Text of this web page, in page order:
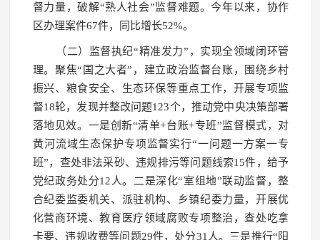
督力量，破解“熟人社会”监督难题。今年以来，协作
区办理案件67件，同比增长52%。
（二）监督执纪“精准发力”，实现全领域闭环管
理。聚焦“国之大者”，建立政治监督台账，围绕乡村
振兴、粮食安全、生态环保等重点工作，开展专项监
督18轮，发现并整改问题123个，推动党中央决策部署
落地见效。一是创新“清单+台账+专班”监督模式，对
黄河流域生态保护专项监督实行“一问题一方案一专
班”，查处非法采砂、违规排污等问题线索15件，给予
党纪政务处分12人。二是深化“室组地”联动监督，整
合纪委监委机关、派驻机构、乡镇纪委力量，开展优
化营商环境、教育医疗领域腐败专项整治，查处吃拿
卡要、违规收费等问题29件，处分31人。三是推行“阳